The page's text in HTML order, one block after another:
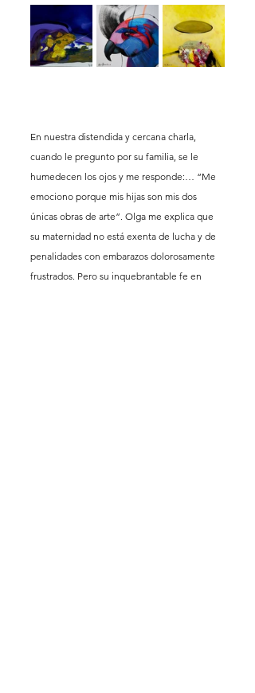
En nuestra distendida y cercana charla,
cuando le pregunto por su familia, se le
humedecen los ojos y me responde:… “Me
emociono porque mis hijas son mis dos
únicas obras de arte”. Olga me explica que
su maternidad no está exenta de lucha y de
penalidades con embarazos dolorosamente
frustrados. Pero su inquebrantable fe en